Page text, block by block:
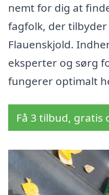
nemt for dig at
fagfolk, der
Flauenskjold.
eksperter og sørg
fungerer optimalt
Få 3 tilbud,